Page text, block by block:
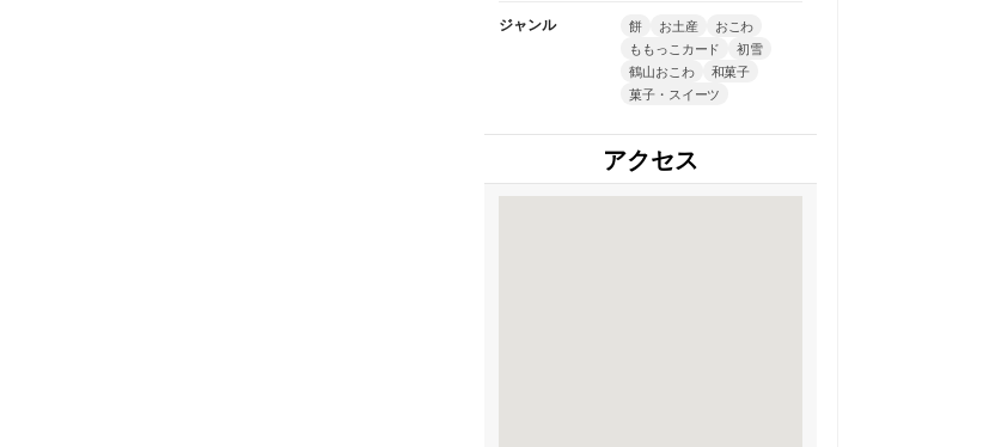
ジャンル 餅 お土産
おこわ
ももっこカード
初雪
鶴山おこわ
和菓子
菓子・スイーツ
アクセス